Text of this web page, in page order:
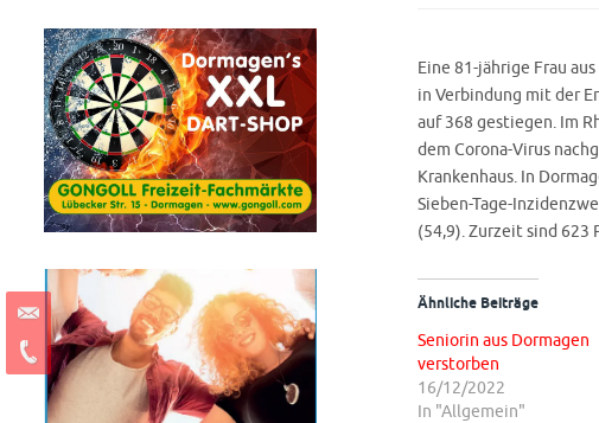
Eine 81-jährige Frau
in Verbindung mit der
auf 368 gestiegen. Im
dem Corona-Virus
Krankenhaus. In
Sieben-Tage-
(54,9). Zurzeit sind 623
Ähnliche Beiträge
Seniorin aus Dormagen
verstorben
16/12/2022
In "Allgemein"